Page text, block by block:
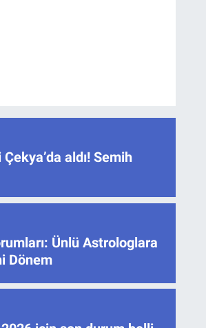
aldı! Semih
Ünlü Astrologlara
Dönem